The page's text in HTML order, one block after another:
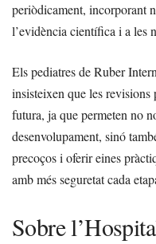
periòdicament, incorporant
l’evidència científica i a les
Els pediatres de Ruber
insisteixen que les
futura, ja que permeten no
desenvolupament, sinó
precoços i oferir eines
amb més seguretat cada
Sobre